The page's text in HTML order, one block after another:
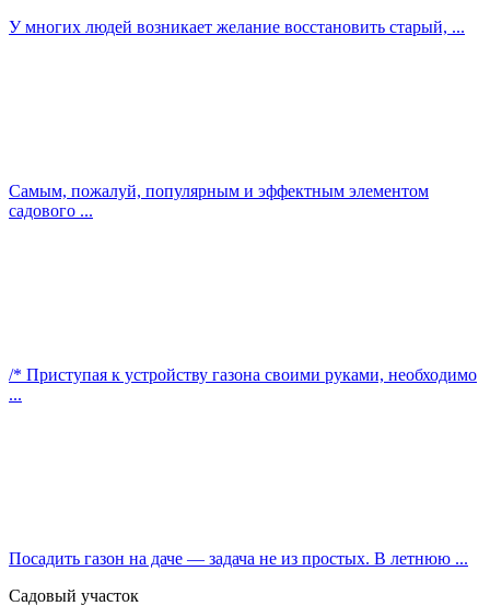
У многих людей возникает желание восстановить старый, ...
Самым, пожалуй, популярным и эффектным элементом
садового ...
/* Приступая к устройству газона своими руками, необходимо
...
Посадить газон на даче — задача не из простых. В летнюю ...
Садовый участок